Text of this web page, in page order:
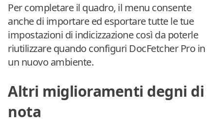
Per completare il quadro, il menu consente
anche di importare ed esportare tutte le tue
impostazioni di indicizzazione così da poterle
riutilizzare quando configuri DocFetcher Pro in
un nuovo ambiente.
Altri miglioramenti degni di
nota